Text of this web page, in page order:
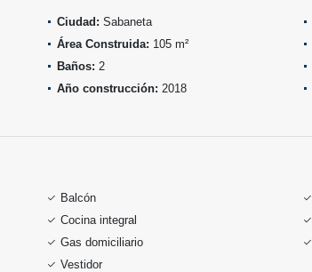
Ciudad: Sabaneta
Área Construida: 105 m²
Baños: 2
Año construcción: 2018
Balcón
Cocina integral
Gas domiciliario
Vestidor